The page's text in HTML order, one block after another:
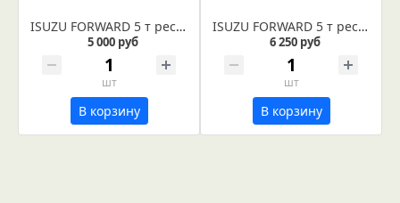
ISUZU FORWARD 5 т рессора задняя лист № 3 (Арт. IR 07-05-03)
5 000 руб
шт
В корзину
ISUZU FORWARD 5 т рессора передняя лист № 1 (коренной) (Арт. IR 07-03-01)
6 250 руб
шт
В корзину